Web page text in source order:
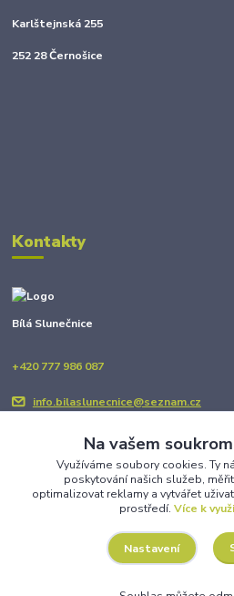
Karlštejnská 255
252 28 Černošice
Kontakty
Bílá Slunečnice
+420 777 986 087
info.bilaslunecnice@seznam.cz
Upravit sběr
Na vašem
Využíváme soubory cookies. Ty
poskytování našich služeb,
optimalizovat reklamy a vytvářet
prostředí. Více k
Nastavení